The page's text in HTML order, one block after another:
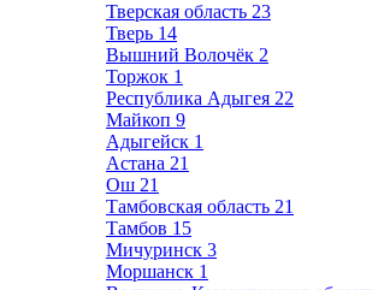
Тверская область 23
Тверь 14
Вышний Волочёк 2
Торжок 1
Республика Адыгея 22
Майкоп 9
Адыгейск 1
Астана 21
Ош 21
Тамбовская область 21
Тамбов 15
Мичуринск 3
Моршанск 1